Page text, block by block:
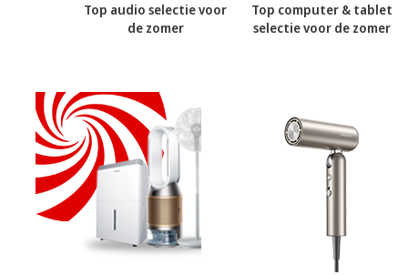
Top audio selectie voor
de zomer
Top computer & tablet
selectie voor de zomer